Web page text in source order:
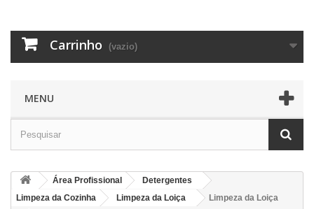
Carrinho (vazio)
MENU
Área Profissional
Detergentes
Limpeza da Cozinha
Limpeza da Loiça
Limpeza da Loiça